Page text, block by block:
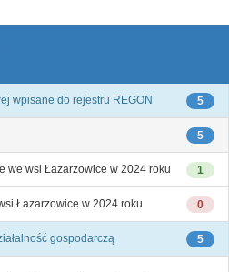
5
wpisane do rejestru REGON
5
1
we wsi Łazarzowice w 2024 roku
0
Łazarzowice w 2024 roku
5
gospodarczą